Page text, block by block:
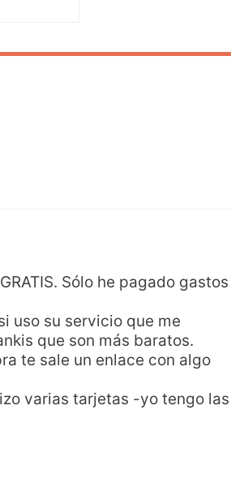
Sólo he pagado gastos
uso su servicio que me
que son más baratos.
te sale un enlace con algo
varias tarjetas -yo tengo las